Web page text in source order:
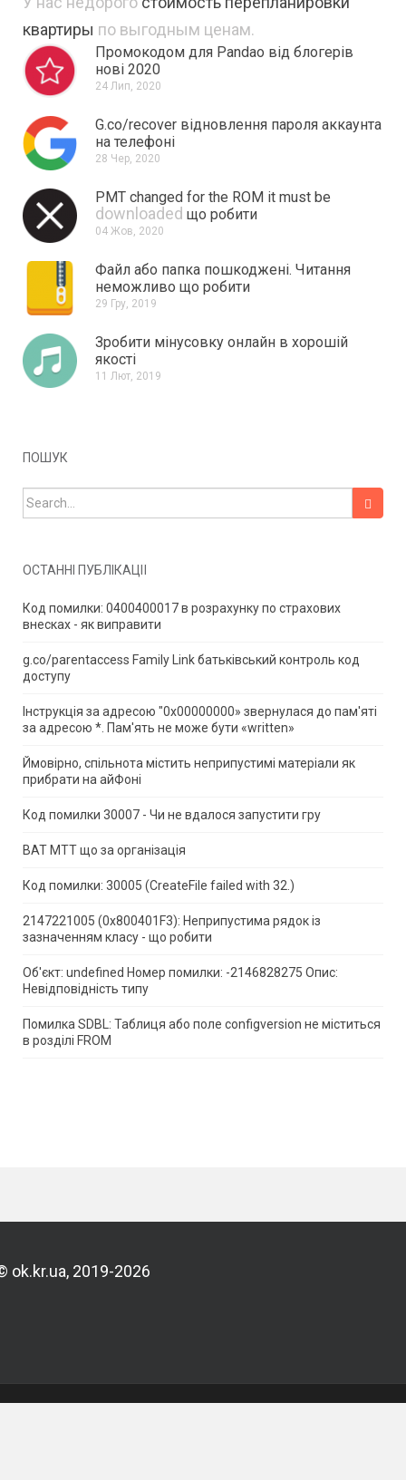
квартиры по выгодным ценам.
Промокодом для Pandao від блогерів
нові 2020
24 Лип, 2020
G.co/recover відновлення пароля аккаунта
на телефоні
28 Чер, 2020
PMT changed for the ROM it must be
downloaded що робити
04 Жов, 2020
Файл або папка пошкоджені. Читання
неможливо що робити
29 Гру, 2019
Зробити мінусовку онлайн в хорошій
якості
11 Лют, 2019
ПОШУК
Search for:
ОСТАННІ ПУБЛІКАЦІЇ
Код помилки: 0400400017 в розрахунку по страхових
внесках - як виправити
g.co/parentaccess Family Link батьківський контроль код
доступу
Інструкція за адресою "0x00000000» звернулася до пам'яті
за адресою *. Пам'ять не може бути «written»
Ймовірно, спільнота містить неприпустимі матеріали як
прибрати на айФоні
Код помилки 30007 - Чи не вдалося запустити гру
ВАТ МТТ що за організація
Код помилки: 30005 (CreateFile failed with 32.)
2147221005 (0x800401F3): Неприпустима рядок із
зазначенням класу - що робити
Об'єкт: undefined Номер помилки: -2146828275 Опис:
Невідповідність типу
Помилка SDBL: Таблиця або поле configversion не міститься
в розділі FROM
ok.kr.ua, 2019-2026